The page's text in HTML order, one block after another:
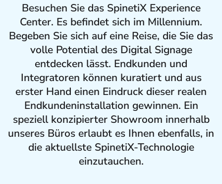
Besuchen Sie das SpinetiX Experience
Center. Es befindet sich im Millennium.
Begeben Sie sich auf eine Reise, die Sie das
volle Potential des Digital Signage
entdecken lässt. Endkunden und
Integratoren können kuratiert und aus
erster Hand einen Eindruck dieser realen
Endkundeninstallation gewinnen. Ein
speziell konzipierter Showroom innerhalb
unseres Büros erlaubt es Ihnen ebenfalls, in
die aktuellste SpinetiX-Technologie
einzutauchen.